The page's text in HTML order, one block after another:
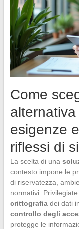
Come
esigenze
riflessi di
La scelta di una
contesto impone le
di riservatezza,
normativi.
crittografiadei dati
controllo degli
protegge le